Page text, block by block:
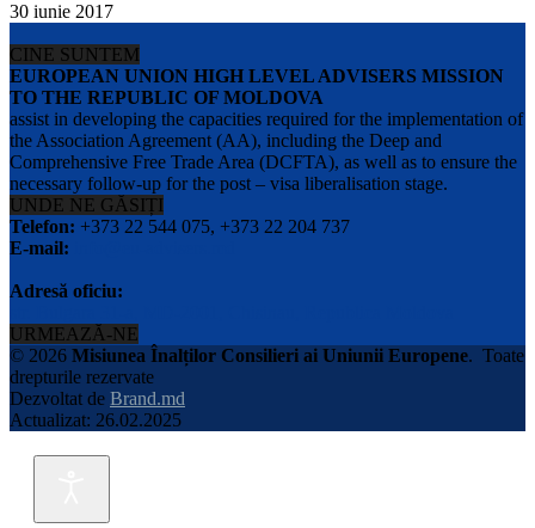
30 iunie 2017
CINE SUNTEM
EUROPEAN UNION HIGH LEVEL ADVISERS MISSION
TO THE REPUBLIC OF MOLDOVA
assist in developing the capacities required for the implementation of
the Association Agreement (AA), including the Deep and
Comprehensive Free Trade Area (DCFTA), as well as to ensure the
necessary follow-up for the post – visa liberalisation stage.
UNDE NE GĂSIȚI
Telefon: +373 22 544 075, +373 22 204 737
E-mail:
Adresă oficiu:
URMEAZĂ-NE
© 2026 Misiunea Înalților Consilieri ai Uniunii Europene. Toate
drepturile rezervate
Dezvoltat de Brand.md
Actualizat: 26.02.2025